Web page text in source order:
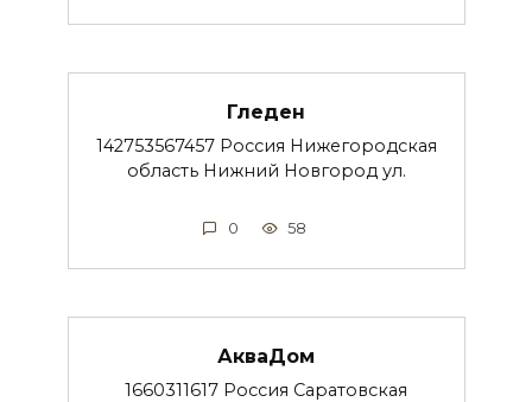
Гледен
142753567457 Россия Нижегородская
область Нижний Новгород ул.
0 58
АкваДом
1660311617 Россия Саратовская